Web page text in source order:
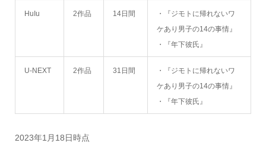
HuIu 2作品 14日間
・『ジモトに帰れないワ
ケあり男子の14の事情』
・『年下彼氏』
U-NEXT 2作品 31日間
・『ジモトに帰れないワ
ケあり男子の14の事情』
・『年下彼氏』
2023年1月18日時点